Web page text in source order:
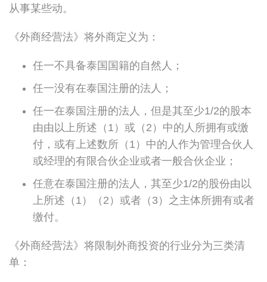
从事某些动。
《外商经营法》将外商定义为：
任一不具备泰国国籍的自然人；
任一没有在泰国注册的法人；
任一在泰国注册的法人，但是其至少1/2的股本
由由以上所述（1）或（2）中的人所拥有或缴
付，或有上述数所（1）中的人作为管理合伙人
或经理的有限合伙企业或者一般合伙企业；
任意在泰国注册的法人，其至少1/2的股份由以
上所述（1）（2）或者（3）之主体所拥有或者
缴付。
《外商经营法》将限制外商投资的行业分为三类清
单：